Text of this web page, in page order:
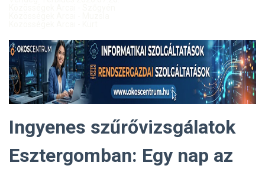
Ingyenes szűrővizsgálatok
Esztergomban: Egy nap az